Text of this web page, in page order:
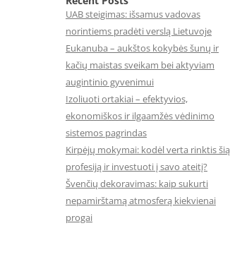
UAB steigimas: išsamus vadovas
norintiems pradėti verslą Lietuvoje
Eukanuba – aukštos kokybės šunų ir
kačių maistas sveikam bei aktyviam
augintinio gyvenimui
Izoliuoti ortakiai – efektyvios,
ekonomiškos ir ilgaamžės vėdinimo
sistemos pagrindas
Kirpėjų mokymai: kodėl verta rinktis šią
profesiją ir investuoti į savo ateitį?
Švenčių dekoravimas: kaip sukurti
nepamirštamą atmosferą kiekvienai
progai